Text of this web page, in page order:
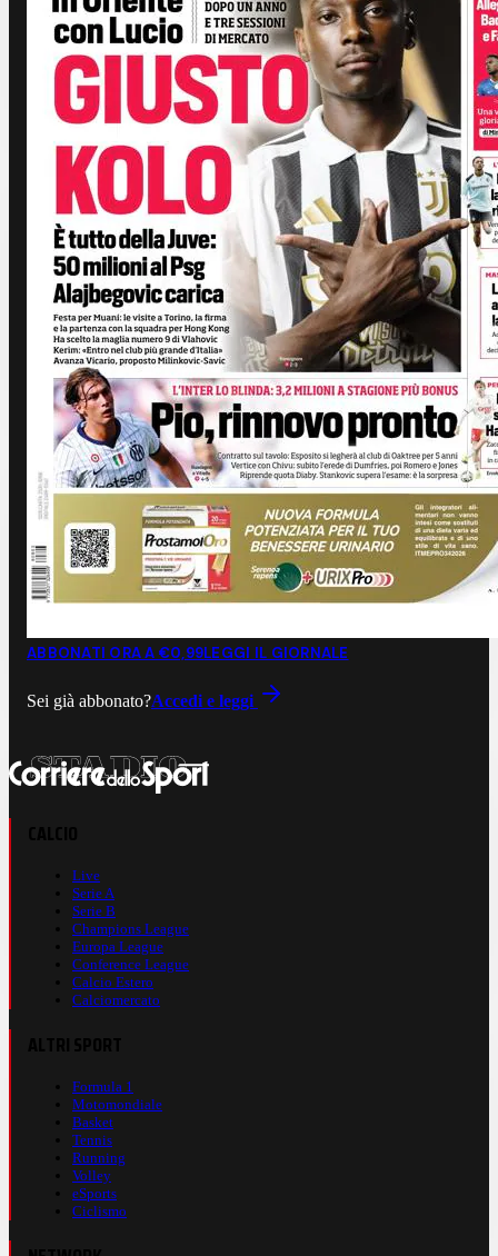
ABBONATI ORA A €0,99LEGGI IL GIORNALE
Sei già abbonato?Accedi e leggi
Live
Serie A
Serie B
Champions League
Europa League
Conference League
Calcio Estero
Calciomercato
Formula 1
Motomondiale
Basket
Tennis
Running
Volley
eSports
Ciclismo